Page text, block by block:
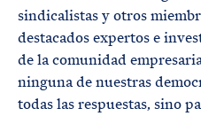
sindicalistas y otros
destacados expertos e
de la comunidad
ninguna de nuestras
todas las respuestas, sino